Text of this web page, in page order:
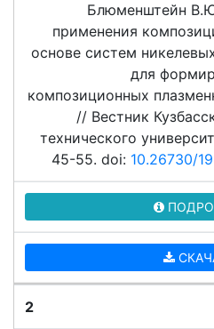
Блюменштейн
применения
основе систем
для
композиционных
// Вестник
технического
45-55. doi: 10.26730/
2